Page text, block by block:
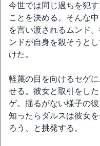
今世では同じ過ちを犯
ことを決める。そんな
を言い渡されるムンド
ンドが自身を殺そうと
けた。
軽蔑の目を向けるセゲ
せる。彼女と取引をし
ゲ。揺るがない様子の
知ったらダルスは彼女
ろう、と挑発する。